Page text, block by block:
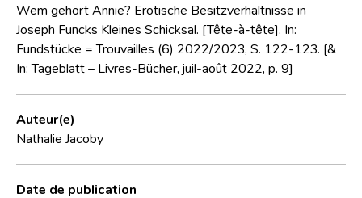
Wem gehört Annie? Erotische Besitzverhältnisse in
Joseph Funcks Kleines Schicksal. [Tête-à-tête]. In:
Fundstücke = Trouvailles (6) 2022/2023, S. 122-123. [&
In: Tageblatt – Livres-Bücher, juil-août 2022, p. 9]
Auteur(e)
Nathalie Jacoby
Date de publication